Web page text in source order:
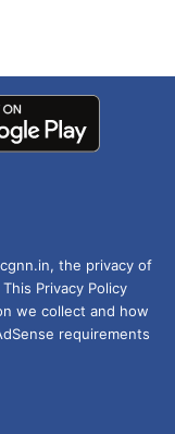
the privacy of
Privacy Policy
we collect and how
requirements